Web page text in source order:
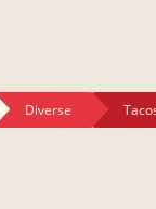
Diverse